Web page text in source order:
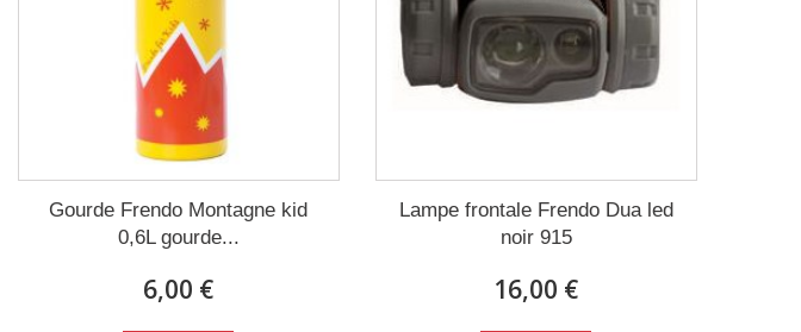
Gourde Frendo Montagne kid
0,6L gourde...
6,00 €
Lampe frontale Frendo Dua led
noir 915
16,00 €